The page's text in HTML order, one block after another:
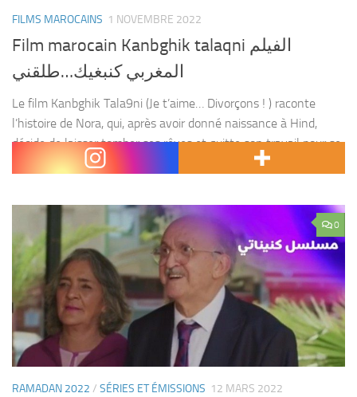
FILMS MAROCAINS 1 NOVEMBRE 2022
Film marocain Kanbghik talaqni الفيلم
المغربي كنبغيك…طلقني
Le film Kanbghik Tala9ni (Je t’aime… Divorçons ! ) raconte
l’histoire de Nora, qui, après avoir donné naissance à Hind,
décide de laisser tomber ses rêves et quitte son travail pour se
consacrer à...
0
RAMADAN 2022 / SÉRIES ET ÉMISSIONS 12 MARS 2022